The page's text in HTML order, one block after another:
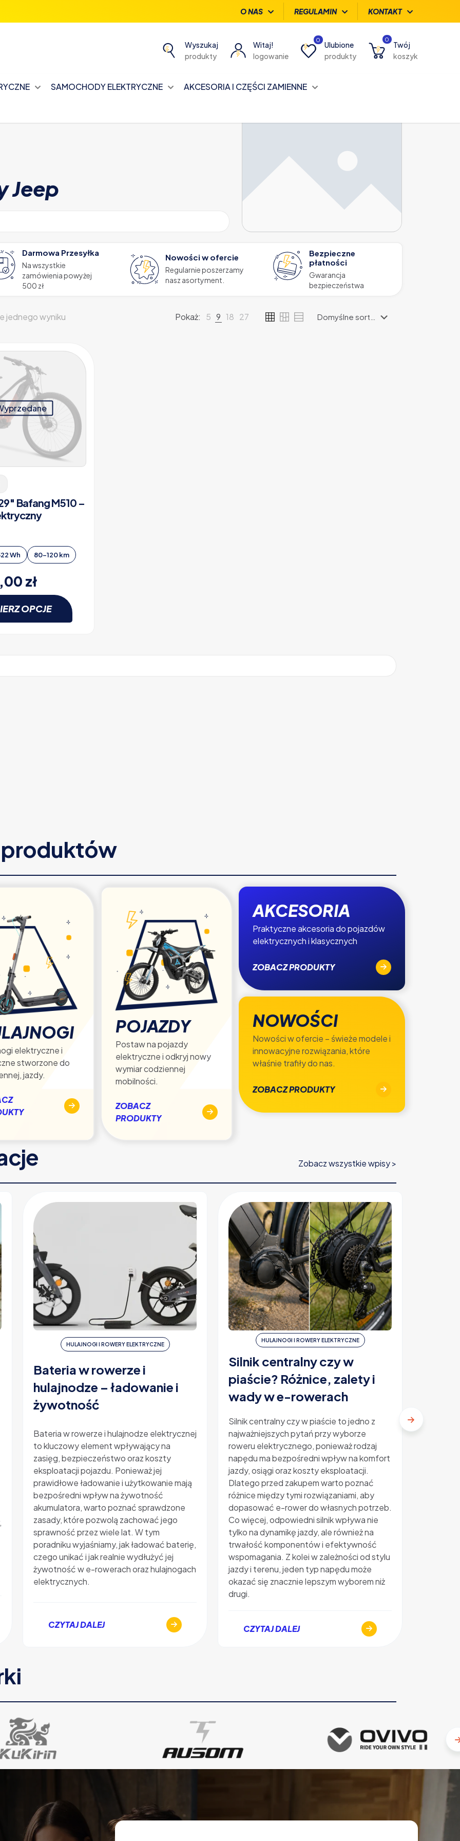
O NAS REGULAMIN KONTAKT
Wyszukaj
produkty
Witaj!
logowanie
0
Ulubione
produkty
0
Twój
koszyk
SAMOCHODY ELEKTRYCZNE
AKCESORIA I CZĘŚCI ZAMIENNE
Jeep
Darmowa Przesyłka
Na wszystkie
zamówienia powyżej
500 zł
Nowości w ofercie
Regularnie poszerzamy
nasz asortyment.
Bezpieczne
płatności
Gwarancja
bezpieczeństwa
jednego wyniku Pokaż: 5 9 18 27
Bafang M510 –
Wh 80-120 km
zł
OPCJE
produktów
elektryczne i
stworzone do
jazdy.
POJAZDY
Postaw na pojazdy
elektryczne i odkryj nowy
wymiar codziennej
mobilności.
ZOBACZ
PRODUKTY
AKCESORIA
Praktyczne akcesoria do pojazdów
elektrycznych i klasycznych
ZOBACZ PRODUKTY
NOWOŚCI
Nowości w ofercie – świeże modele i
innowacyjne rozwiązania, które
właśnie trafiły do nas.
ZOBACZ PRODUKTY
Zobacz wszystkie wpisy >
HULAJNOGI I ROWERY ELEKTRYCZNE
Bateria w rowerze i
hulajnodze – ładowanie i
żywotność
Bateria w rowerze i hulajnodze elektrycznej
to kluczowy element wpływający na
zasięg, bezpieczeństwo oraz koszty
eksploatacji pojazdu. Ponieważ jej
prawidłowe ładowanie i użytkowanie mają
bezpośredni wpływ na żywotność
akumulatora, warto poznać sprawdzone
zasady, które pozwolą zachować jego
sprawność przez wiele lat. W tym
poradniku wyjaśniamy, jak ładować baterię,
czego unikać i jak realnie wydłużyć jej
żywotność w e-rowerach oraz hulajnogach
elektrycznych.
CZYTAJ DALEJ
HULAJNOGI I ROWERY ELEKTRYCZNE
Silnik centralny czy w
piaście? Różnice, zalety i
wady w e-rowerach
Silnik centralny czy w piaście to jedno z
najważniejszych pytań przy wyborze
roweru elektrycznego, ponieważ rodzaj
napędu ma bezpośredni wpływ na komfort
jazdy, osiągi oraz koszty eksploatacji.
Dlatego przed zakupem warto poznać
różnice między tymi rozwiązaniami, aby
dopasować e-rower do własnych potrzeb.
Co więcej, odpowiedni silnik wpływa nie
tylko na dynamikę jazdy, ale również na
trwałość komponentów i efektywność
wspomagania. Z kolei w zależności od stylu
jazdy i terenu, jeden typ napędu może
okazać się znacznie lepszym wyborem niż
drugi.
CZYTAJ DALEJ